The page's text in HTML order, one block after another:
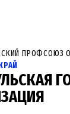
ПРОФСОЮЗ